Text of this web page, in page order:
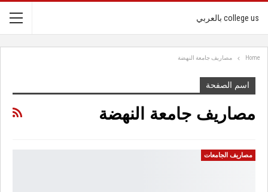
college us بالعربي
Home مصاريف جامعة النهضة
اسم الصفحة
مصاريف جامعة النهضة
مصاريف الجامعات